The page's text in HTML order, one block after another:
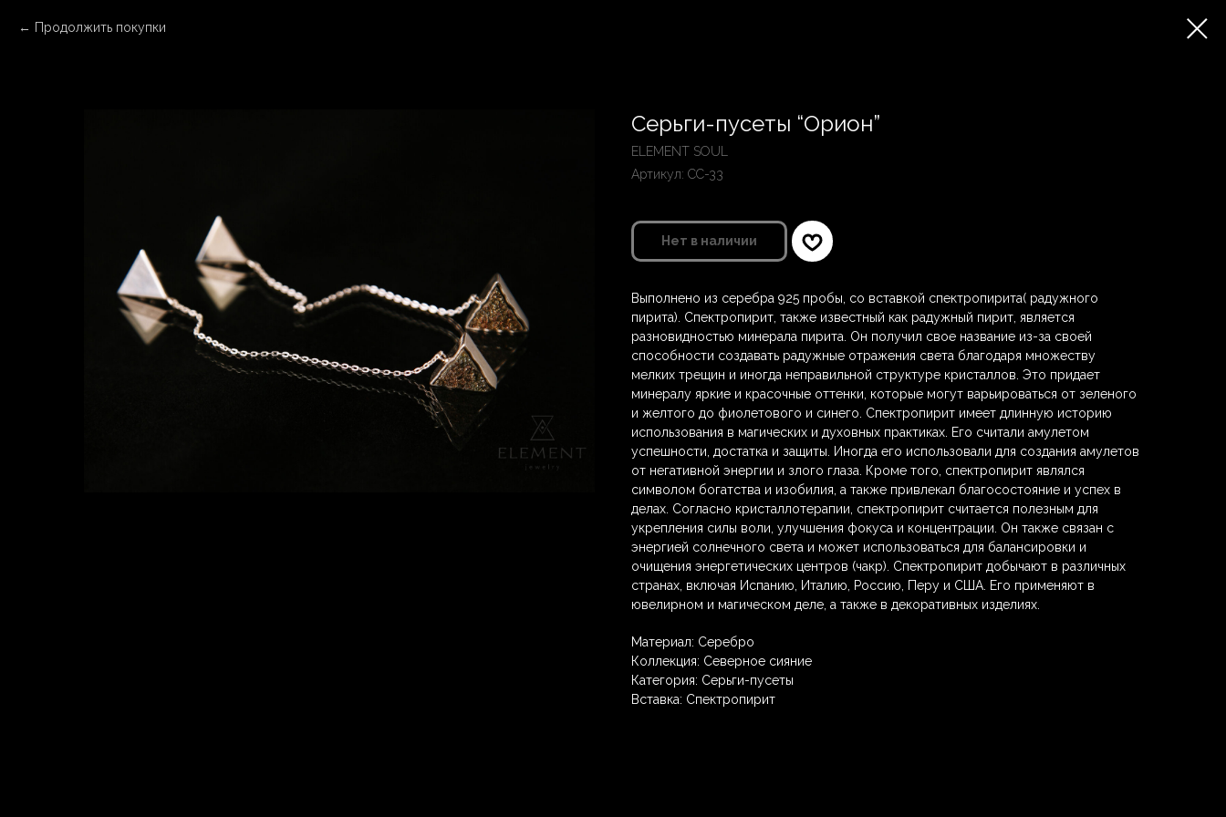
Продолжить покупки
Серьги-пусеты “Орион”
ELEMENT SOUL
Артикул: СС-33
Нет в наличии
Выполнено из серебра 925 пробы, со вставкой спектропирита( радужного
пирита). Спектропирит, также известный как радужный пирит, является
разновидностью минерала пирита. Он получил свое название из-за своей
способности создавать радужные отражения света благодаря множеству
мелких трещин и иногда неправильной структуре кристаллов. Это придает
минералу яркие и красочные оттенки, которые могут варьироваться от зеленого
и желтого до фиолетового и синего. Спектропирит имеет длинную историю
использования в магических и духовных практиках. Его считали амулетом
успешности, достатка и защиты. Иногда его использовали для создания амулетов
от негативной энергии и злого глаза. Кроме того, спектропирит являлся
символом богатства и изобилия, а также привлекал благосостояние и успех в
делах. Согласно кристаллотерапии, спектропирит считается полезным для
укрепления силы воли, улучшения фокуса и концентрации. Он также связан с
энергией солнечного света и может использоваться для балансировки и
очищения энергетических центров (чакр). Спектропирит добычают в различных
странах, включая Испанию, Италию, Россию, Перу и США. Его применяют в
ювелирном и магическом деле, а также в декоративных изделиях.
Материал: Серебро
Коллекция: Северное сияние
Категория: Серьги-пусеты
Вставка: Спектропирит